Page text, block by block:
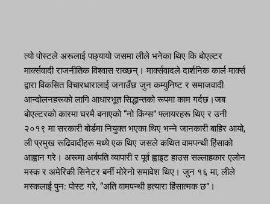
त्यो पोस्टले अरूलाई पछ्यायो जसमा लीले भनेका थिए कि बोएल्टर
मार्क्सवादी राजनीतिक विश्वास राख्छन्। मार्क्सवादले दार्शनिक कार्ल मार्क्स
द्वारा विकसित विचारधारालाई जनाउँछ जुन कम्युनिष्ट र समाजवादी
आन्दोलनहरूको लागि आधारभूत सिद्धान्तको रूपमा काम गर्दछ।जब
बोएल्टरको कारमा घरमै बनाएको “नो किंग्स” फ्लायरहरू थिए र उनी
२०१९ मा सरकारी बोर्डमा नियुक्त भएका थिए भन्ने जानकारी बाहिर आयो,
ली प्रमुख रूढिवादीहरू मध्ये एक थिए जसले कथित वामपन्थी हिंसाको
आह्वान गरे। अरूमा अर्बपति व्यापारी र पूर्व ह्वाइट हाउस सल्लाहकार एलोन
मस्क र अमेरिकी सिनेटर बर्नी मोरेनो समावेश थिए। जुन १६ मा, लीले
मस्कलाई पुन: पोस्ट गरे, “अति वामपन्थी हत्यारा हिंसात्मक छ”।